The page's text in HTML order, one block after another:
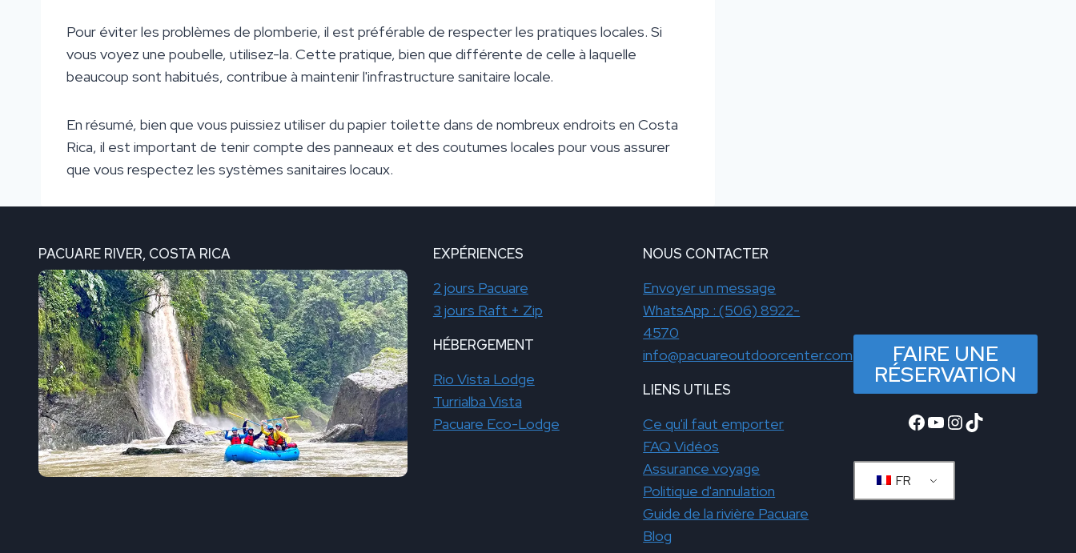
Pour éviter les problèmes de plomberie, il est préférable de respecter les pratiques locales. Si
vous voyez une poubelle, utilisez-la. Cette pratique, bien que différente de celle à laquelle
beaucoup sont habitués, contribue à maintenir l'infrastructure sanitaire locale.
En résumé, bien que vous puissiez utiliser du papier toilette dans de nombreux endroits en Costa
Rica, il est important de tenir compte des panneaux et des coutumes locales pour vous assurer
que vous respectez les systèmes sanitaires locaux.
PACUARE RIVER, COSTA RICA EXPÉRIENCES
2 jours Pacuare
3 jours Raft + Zip
HÉBERGEMENT
Rio Vista Lodge
Turrialba Vista
Pacuare Eco-Lodge
NOUS CONTACTER
Envoyer un message
WhatsApp : (506) 8922-
4570
info@pacuareoutdoorcenter.com
LIENS UTILES
Ce qu'il faut emporter
FAQ Vidéos
Assurance voyage
Politique d'annulation
Guide de la rivière Pacuare
Blog
FAIRE UNE
RÉSERVATION
Facebook
YouTube
Instagram
TikTok
FR